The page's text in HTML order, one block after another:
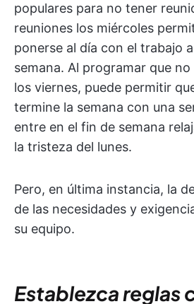
populares para no tener
reuniones los miércoles
ponerse al día con el trabajo
semana. Al programar que
los viernes, puede permitir
termine la semana con una
entre en el fin de semana
la tristeza del lunes.
Pero, en última instancia, la
de las necesidades y
su equipo.
Establezca reglas